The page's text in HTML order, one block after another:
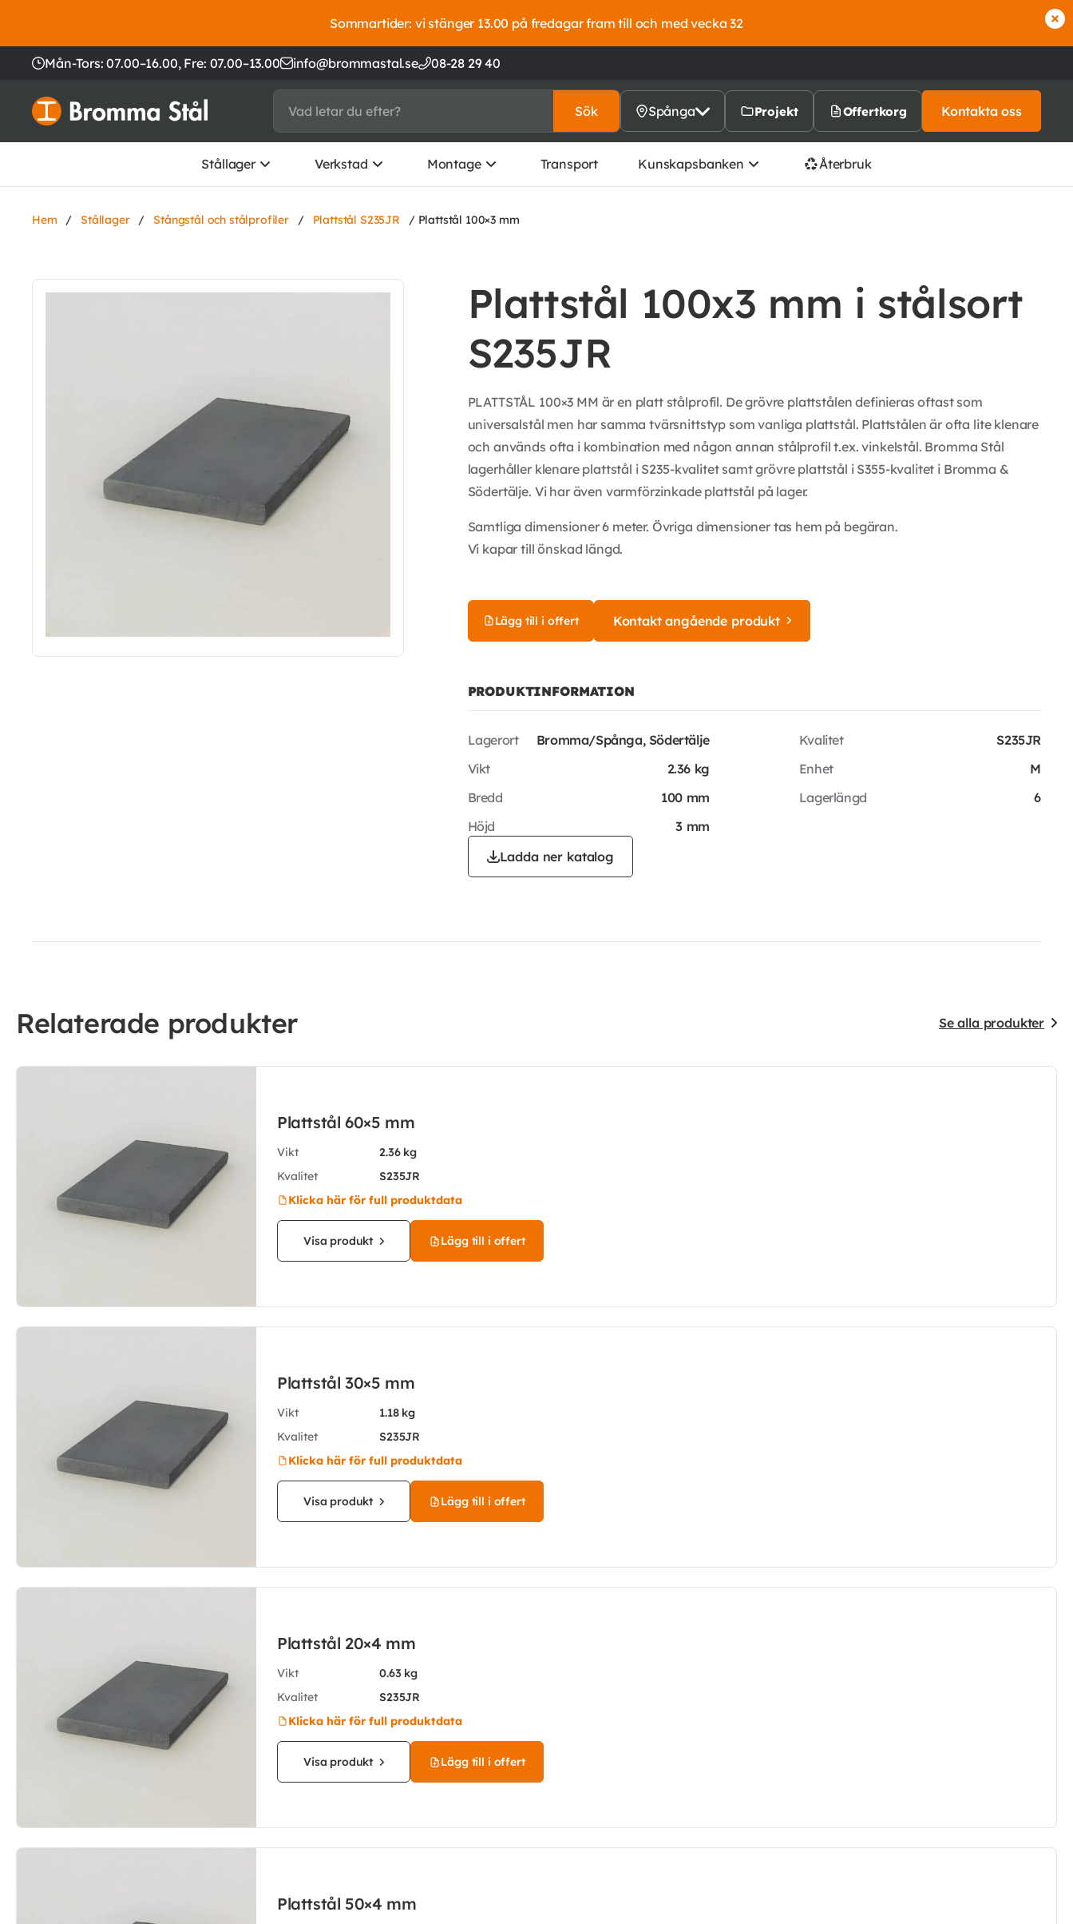
Sommartider: vi stänger 13.00 på fredagar fram till och med vecka 32
Mån-Tors: 07.00–16.00, Fre: 07.00–13.00 info@brommastal.se 08-28 29 40
Sök Spånga Projekt Offertkorg Kontakta oss
Stållager Verkstad Montage Transport Kunskapsbanken Återbruk
Hem / Stållager / Stångstål och stålprofiler / Plattstål S235JR / Plattstål 100×3 mm
Plattstål 100x3 mm i stålsort
S235JR
PLATTSTÅL 100×3 MM är en platt stålprofil. De grövre plattstålen definieras oftast som
universalstål men har samma tvärsnittstyp som vanliga plattstål. Plattstålen är ofta lite klenare
och används ofta i kombination med någon annan stålprofil t.ex. vinkelstål. Bromma Stål
lagerhåller klenare plattstål i S235-kvalitet samt grövre plattstål i S355-kvalitet i Bromma &
Södertälje. Vi har även varmförzinkade plattstål på lager.
Samtliga dimensioner 6 meter. Övriga dimensioner tas hem på begäran.
Vi kapar till önskad längd.
Lägg till i offert Kontakt angående produkt
PRODUKTINFORMATION
Lagerort
Bromma/Spånga, Södertälje
Vikt
2.36 kg
Bredd
100 mm
Höjd
3 mm
Kvalitet
S235JR
Enhet
M
Lagerlängd
6
Ladda ner katalog
Relaterade produkter Se alla produkter
Plattstål 60×5 mm
Vikt
2.36 kg
Kvalitet
S235JR
Klicka här för full produktdata
Visa produkt Lägg till i offert
Plattstål 30×5 mm
Vikt
1.18 kg
Kvalitet
S235JR
Klicka här för full produktdata
Visa produkt Lägg till i offert
Plattstål 20×4 mm
Vikt
0.63 kg
Kvalitet
S235JR
Klicka här för full produktdata
Visa produkt Lägg till i offert
Plattstål 50×4 mm